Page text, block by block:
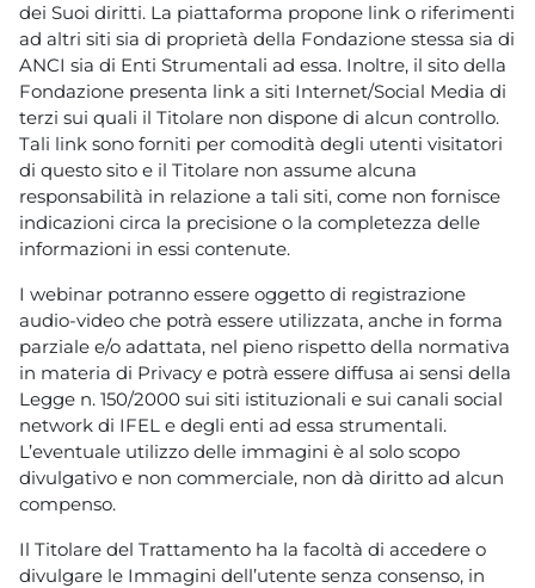
dei Suoi diritti. La piattaforma propone link o riferimenti
ad altri siti sia di proprietà della Fondazione stessa sia di
ANCI sia di Enti Strumentali ad essa. Inoltre, il sito della
Fondazione presenta link a siti Internet/Social Media di
terzi sui quali il Titolare non dispone di alcun controllo.
Tali link sono forniti per comodità degli utenti visitatori
di questo sito e il Titolare non assume alcuna
responsabilità in relazione a tali siti, come non fornisce
indicazioni circa la precisione o la completezza delle
informazioni in essi contenute.
I webinar potranno essere oggetto di registrazione
audio-video che potrà essere utilizzata, anche in forma
parziale e/o adattata, nel pieno rispetto della normativa
in materia di Privacy e potrà essere diffusa ai sensi della
Legge n. 150/2000 sui siti istituzionali e sui canali social
network di IFEL e degli enti ad essa strumentali.
L’eventuale utilizzo delle immagini è al solo scopo
divulgativo e non commerciale, non dà diritto ad alcun
compenso.
Il Titolare del Trattamento ha la facoltà di accedere o
divulgare le Immagini dell’utente senza consenso, in